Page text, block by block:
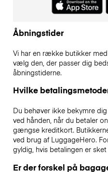
Åbningstider
Vi har en række butikker
vælg den, der passer dig
åbningstiderne.
Hvilke
Du behøver ikke bekymre
ved hånden, når du betaler
gængse kreditkort.
ved brug af LuggageHero.
gyldig, hvis betalingen er
Er der forskel på